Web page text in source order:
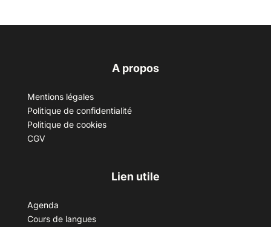
A propos
Mentions légales
Politique de confidentialité
Politique de cookies
CGV
Lien utile
Agenda
Cours de langues